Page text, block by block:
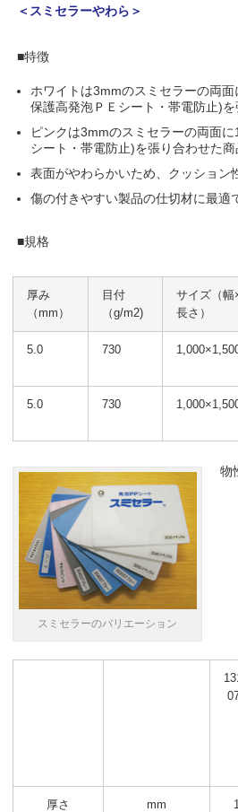
＜スミセラーやわら＞
■特徴
ホワイトは3mmのスミセラーの両
保護高発泡ＰＥシート・帯電防止)を
ピンクは3mmのスミセラーの両面
シート・帯電防止)を張り合わせた商
表面がやわらかいため、クッション
傷の付きやすい製品の仕切材に最適
■規格
厚み
（mm）
目付
（g/m2)
サイズ（幅
長さ）
5.0 730
5.0 730
スミセラーのバリエーション
物
厚さ mm 1